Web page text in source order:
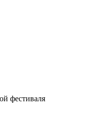
фестиваля